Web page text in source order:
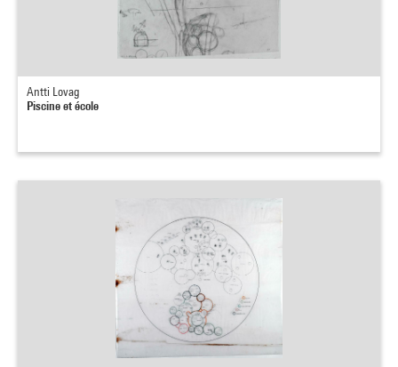
Antti Lovag
Piscine et école